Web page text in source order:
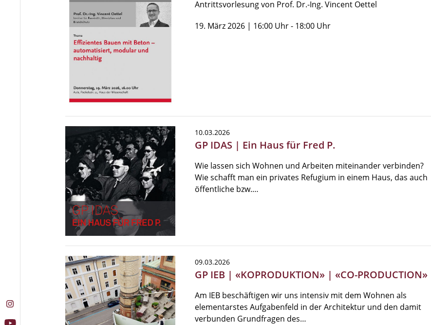
Antrittsvorlesung von Prof. Dr.-Ing. Vincent Oettel
19. März 2026 | 16:00 Uhr - 18:00 Uhr
10.03.2026
GP IDAS | Ein Haus für Fred P.
Wie lassen sich Wohnen und Arbeiten miteinander verbinden?
Wie schafft man ein privates Refugium in einem Haus, das auch
öffentliche bzw.…
09.03.2026
GP IEB | «KOPRODUKTION» | «CO-PRODUCTION»
Am IEB beschäftigen wir uns intensiv mit dem Wohnen als
elementarstes Aufgabenfeld in der Architektur und den damit
verbunden Grundfragen des…